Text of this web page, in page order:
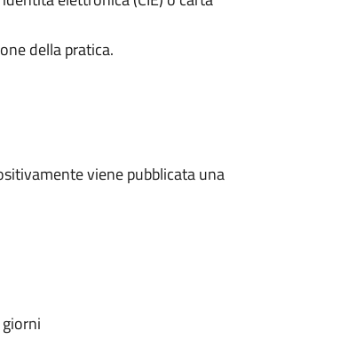
della pratica.
viene pubblicata una